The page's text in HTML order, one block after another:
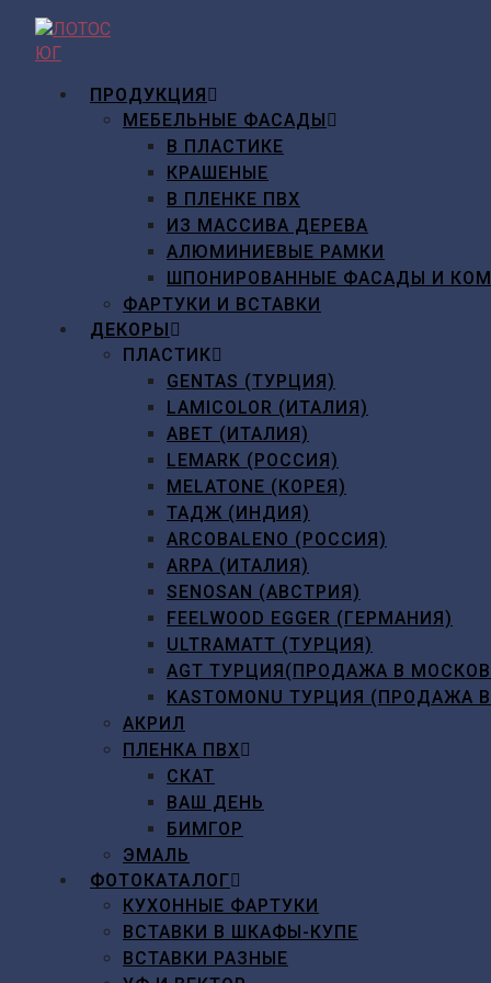
Перейти
содержимому
ПРОДУКЦИЯ
МЕБЕЛЬНЫЕ ФАСАДЫ
В ПЛАСТИКЕ
КРАШЕНЫЕ
В ПЛЕНКЕ ПВХ
ИЗ МАССИВА ДЕРЕВА
АЛЮМИНИЕВЫЕ РАМКИ
ШПОНИРОВАННЫЕ ФАСАДЫ И
ФАРТУКИ И ВСТАВКИ
ДЕКОРЫ
ПЛАСТИК
GENTAS (ТУРЦИЯ)
LAMICOLOR (ИТАЛИЯ)
ABET (ИТАЛИЯ)
LEMARK (РОССИЯ)
MELATONE (КОРЕЯ)
ТАДЖ (ИНДИЯ)
ARCOBALENO (РОССИЯ)
ARPA (ИТАЛИЯ)
SENOSAN (АВСТРИЯ)
FEELWOOD EGGER (ГЕРМАНИЯ)
ULTRAMATT (ТУРЦИЯ)
AGT ТУРЦИЯ(ПРОДАЖА В
KASTOMONU ТУРЦИЯ
АКРИЛ
ПЛЕНКА ПВХ
СКАТ
ВАШ ДЕНЬ
БИМГОР
ЭМАЛЬ
ФОТОКАТАЛОГ
КУХОННЫЕ ФАРТУКИ
ВСТАВКИ В ШКАФЫ-КУПЕ
ВСТАВКИ РАЗНЫЕ